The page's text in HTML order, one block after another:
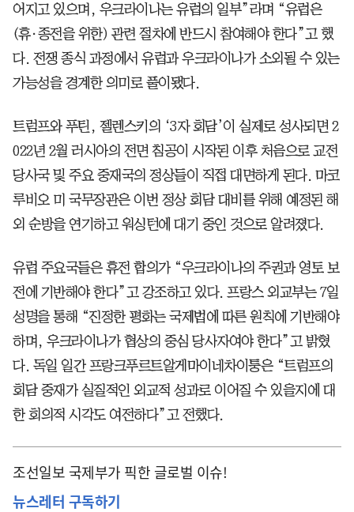
어지고 있으며, 우크라이나는 유럽의 일부”라며 “유럽은
(휴·종전을 위한) 관련 절차에 반드시 참여해야 한다”고 했
다. 전쟁 종식 과정에서 유럽과 우크라이나가 소외될 수 있는
가능성을 경계한 의미로 풀이됐다.
트럼프와 푸틴, 젤렌스키의 ‘3자 회담’이 실제로 성사되면 2
022년 2월 러시아의 전면 침공이 시작된 이후 처음으로 교전
당사국 및 주요 중재국의 정상들이 직접 대면하게 된다. 마코
루비오 미 국무장관은 이번 정상 회담 대비를 위해 예정된 해
외 순방을 연기하고 워싱턴에 대기 중인 것으로 알려졌다.
유럽 주요국들은 휴전 합의가 “우크라이나의 주권과 영토 보
전에 기반해야 한다”고 강조하고 있다. 프랑스 외교부는 7일
성명을 통해 “진정한 평화는 국제법에 따른 원칙에 기반해야
하며, 우크라이나가 협상의 중심 당사자여야 한다”고 밝혔
다. 독일 일간 프랑크푸르트알게마이네차이퉁은 “트럼프의
회담 중재가 실질적인 외교적 성과로 이어질 수 있을지에 대
한 회의적 시각도 여전하다”고 전했다.
조선일보 국제부가 픽한 글로벌 이슈!
뉴스레터 구독하기